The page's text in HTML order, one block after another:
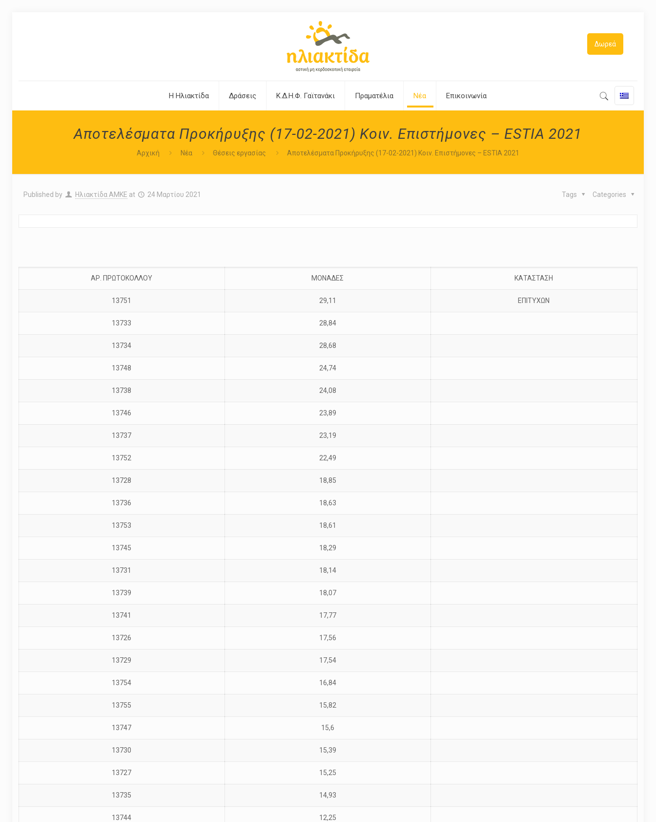
Η Ηλιακτίδα Δράσεις Κ.Δ.Η.Φ. Γαϊτανάκι Πραματέλια Νέα Επικοινωνία
Δωρεά
Αποτελέσματα Προκήρυξης (17-02-2021) Κοιν. Επιστήμονες – ESTIA 2021
Αρχική Νέα Θέσεις εργασίας Αποτελέσματα Προκήρυξης (17-02-2021) Κοιν. Επιστήμονες – ESTIA 2021
Published by Ηλιακτίδα ΑΜΚΕ at 24 Μαρτίου 2021 Categories
Tags
ΑΡ. ΠΡΩΤΟΚΟΛΛΟΥ ΜΟΝΑΔΕΣ ΚΑΤΑΣΤΑΣΗ
13751 29,11 ΕΠΙΤΥΧΩΝ
13733 28,84
13734 28,68
13748 24,74
13738 24,08
13746 23,89
13737 23,19
13752 22,49
13728 18,85
13736 18,63
13753 18,61
13745 18,29
13731 18,14
13739 18,07
13741 17,77
13726 17,56
13729 17,54
13754 16,84
13755 15,82
13747 15,6
13730 15,39
13727 15,25
13735 14,93
13744 12,25